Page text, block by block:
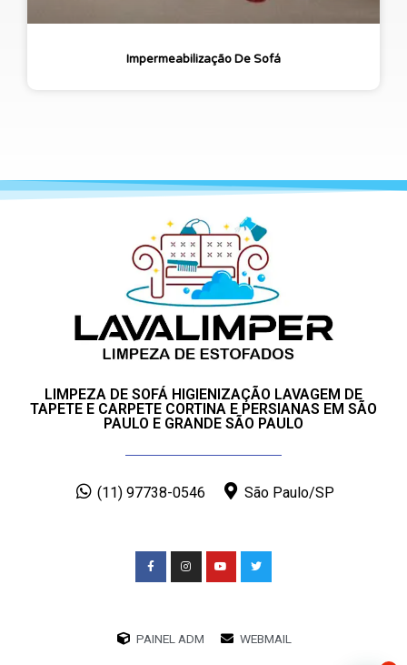
Impermeabilização De Sofá
LIMPEZA DE SOFÁ HIGIENIZAÇÃO LAVAGEM DE
TAPETE E CARPETE CORTINA E PERSIANAS EM SÃO
PAULO E GRANDE SÃO PAULO
(11) 97738-0546 São Paulo/SP
PAINEL ADM WEBMAIL